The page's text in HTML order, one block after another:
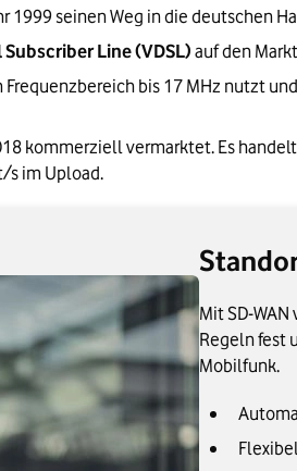
1999 seinen Weg in die deutschen
Line (VDSL) auf den
Frequenzbereich bis 17 MHz nutzt
kommerziell vermarktet. Es
s im Upload.
Mit SD-
Regeln fest
Mobilfunk.